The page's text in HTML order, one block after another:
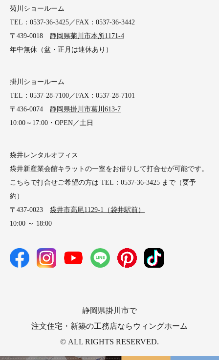
菊川ショールーム
TEL：0537-36-3425／FAX：0537-36-3442
〒439-0018 静岡県菊川市本所1171-4
年中無休（盆・正月は連休あり）
掛川ショールーム
TEL：0537-28-7100／FAX：0537-28-7101
〒436-0074 静岡県掛川市葛川613-7
10:00～17:00・OPEN／土日
袋井レンタルオフィス
袋井新産業会館キラットの一室をお借りして打合せが可能です。
こちらで打合せご希望の方は TEL：0537-36-3425 まで（要予
約）
〒437-0023 袋井市高尾1129-1（袋井駅前）
10:00 ～ 18:00
静岡県掛川市で
注文住宅・新築の工務店ならウィングホーム
© ALL RIGHTS RESERVED.